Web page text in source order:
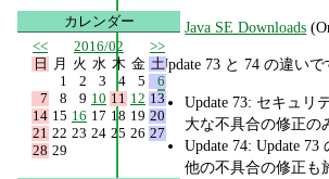
Java SE Downloads
Update 73 と 74 の違いで
Update 73: セキュリ
大な不具合の修正の
Update 74: Update 73
他の不具合の修正も
カレンダー
<<
2016/02
>>
日
月 火 水 木 金 土
1
2 3 4 5
6
7
8 9 10 11 12 13
14 15 16 17 18 19 20
21 22 23 24 25 26 27
28 29